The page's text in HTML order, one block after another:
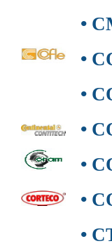
•
•
•
•
•
•
•